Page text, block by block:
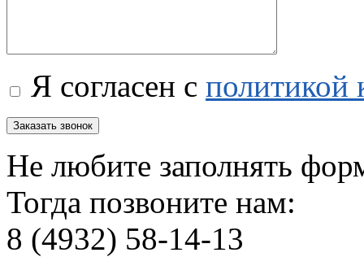
Я согласен с политикой
Не любите заполнять
Тогда позвоните нам:
8 (4932) 58-14-13